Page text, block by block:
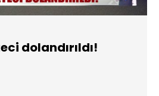
dolandırıldı!